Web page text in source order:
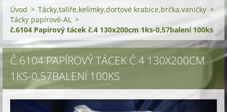
Úvod > Tácky,talíře,kelímky,dortové krabice,brčka,vaničky >
Tácky papírové-AL >
č.6104 Papírový tácek č.4 130x200cm 1ks-0,57balení 100ks
Č.6104 PAPÍROVÝ TÁCEK Č.4 130X200CM
1KS-0,57BALENÍ 100KS